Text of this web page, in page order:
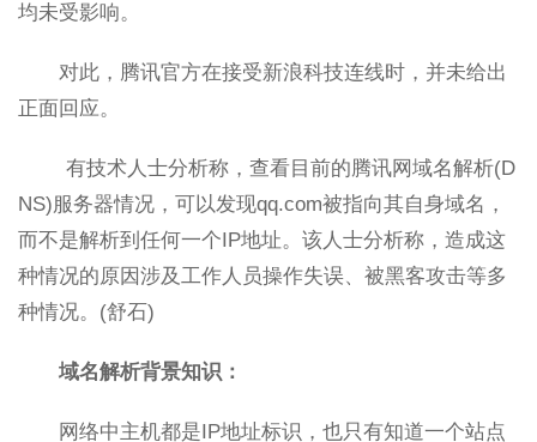
均未受影响。
对此，腾讯官方在接受新浪科技连线时，并未给出
正面回应。
有技术人士分析称，查看目前的腾讯网域名解析(D
NS)服务器情况，可以发现qq.com被指向其自身域名，
而不是解析到任何一个IP地址。该人士分析称，造成这
种情况的原因涉及工作人员操作失误、被黑客攻击等多
种情况。(舒石)
域名解析背景知识：
网络中主机都是IP地址标识，也只有知道一个站点